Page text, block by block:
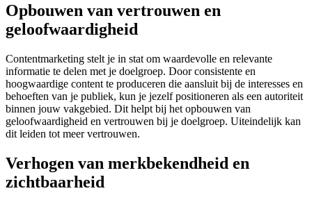
Opbouwen van vertrouwen en
geloofwaardigheid
Contentmarketing stelt je in stat om waardevolle en relevante
informatie te delen met je doelgroep. Door consistente en
hoogwaardige content te produceren die aansluit bij de interesses en
behoeften van je publiek, kun je jezelf positioneren als een autoriteit
binnen jouw vakgebied. Dit helpt bij het opbouwen van
geloofwaardigheid en vertrouwen bij je doelgroep. Uiteindelijk kan
dit leiden tot meer vertrouwen.
Verhogen van merkbekendheid en
zichtbaarheid